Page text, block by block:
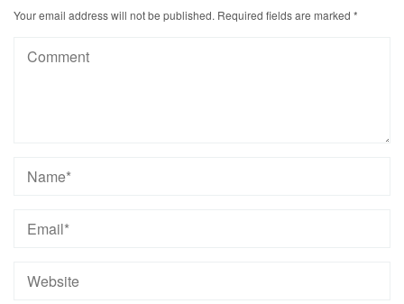
Your email address will not be published. Required fields are marked *